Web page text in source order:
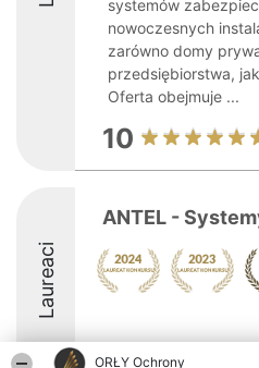
ORŁY Ochrony
systemów
nowoczesnych
zarówno domy
przedsiębiorstwa,
Oferta obejmuje ...
10
Laureaci
ANTEL -